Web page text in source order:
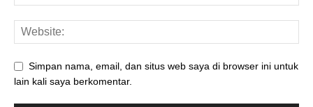
Simpan nama, email, dan situs web saya di browser ini untuk
lain kali saya berkomentar.